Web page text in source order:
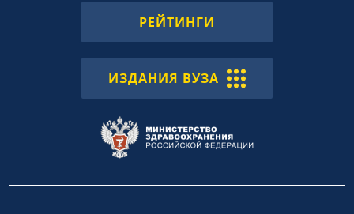
РЕЙТИНГИ
ИЗДАНИЯ ВУЗА